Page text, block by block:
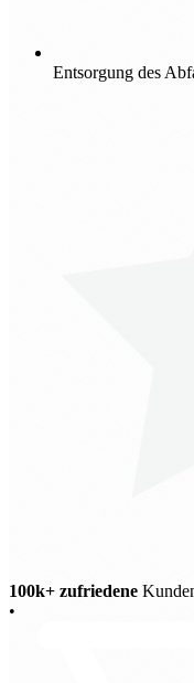
Entsorgung des
100k+ zufriedene
•